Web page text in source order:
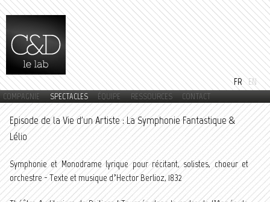
Aller au
contenu
principal
FR EN
Menu principal
COMPAGNIE SPECTACLES ÉQUIPE RESSOURCES CONTACT
Episode de la Vie d'un Artiste : La Symphonie Fantastique &
Lélio
Symphonie et Monodrame lyrique pour récitant, solistes, choeur et
orchestre - Texte et musique d’Hector Berlioz, 1832